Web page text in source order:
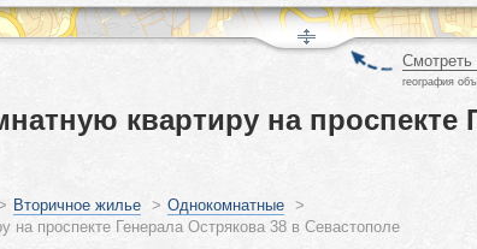
Смотреть
география
квартиру на проспекте
Вторичное жилье > Однокомнатные >
на проспекте Генерала Острякова 38 в Севастополе